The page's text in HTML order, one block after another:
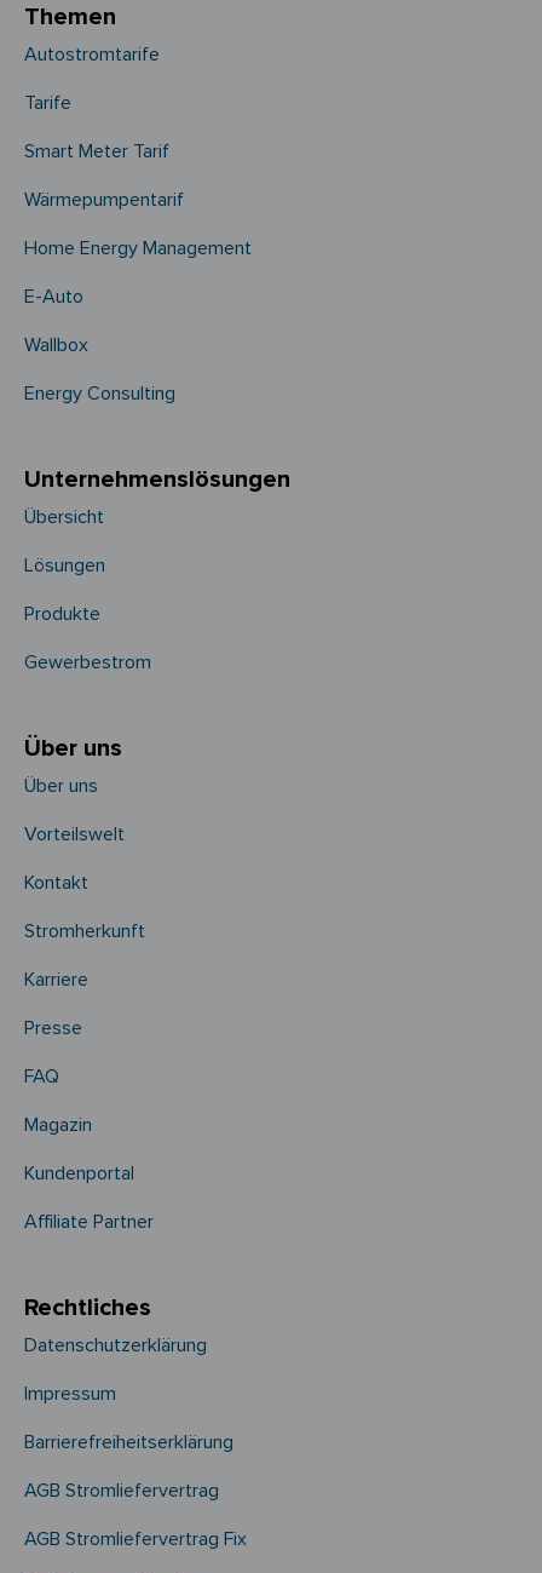
Themen
Autostromtarife
Tarife
Smart Meter Tarif
Wärmepumpentarif
Home Energy Management
E-Auto
Wallbox
Energy Consulting
Unternehmens­­lösungen
Übersicht
Lösungen
Produkte
Gewerbestrom
Über uns
Über uns
Vorteilswelt
Kontakt
Stromherkunft
Karriere
Presse
FAQ
Magazin
Kundenportal
Affiliate Partner
Rechtliches
Datenschutzerklärung
Impressum
Barrierefreiheitserklärung
AGB Stromliefervertrag
AGB Stromliefervertrag Fix